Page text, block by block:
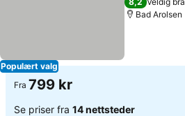
Populært valg
Bad Arolsen
Fra 799 kr
Se priser fra 14 nettsteder